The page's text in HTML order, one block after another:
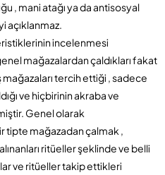
, mani atağı ya da antisosyal
açıklanmaz.
incelenmesi
mağazalardan çaldıkları fakat
tercih ettiği , sadece
ve hiçbirinin akraba ve
Genel olarak
tipte mağazadan çalmak ,
ritüeller şeklinde ve belli
ve ritüeller takip ettikleri